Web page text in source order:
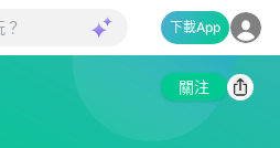
下載App
關注